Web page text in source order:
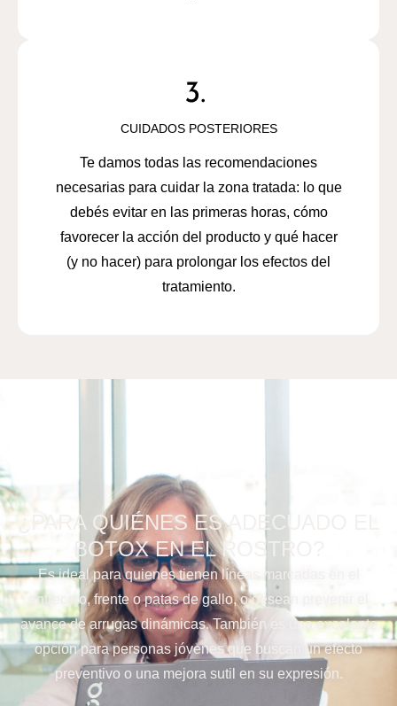
CUIDADOS POSTERIORES
Te damos todas las recomendaciones
necesarias para cuidar la zona tratada: lo que
debés evitar en las primeras horas, cómo
favorecer la acción del producto y qué hacer
(y no hacer) para prolongar los efectos del
tratamiento.
¿PARA QUIÉNES ES ADECUADO EL
BOTOX EN EL ROSTRO?
Es ideal para quienes tienen líneas marcadas en el
entrecejo, frente o patas de gallo, o desean prevenir el
avance de arrugas dinámicas. También es una excelente
opción para personas jóvenes que buscan un efecto
preventivo o una mejora sutil en su expresión.